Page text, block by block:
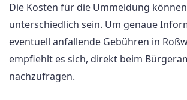
Die Kosten für die Ummeldung
unterschiedlich sein. Um genaue
eventuell anfallende Gebühren in
empfiehlt es sich, direkt beim
nachzufragen.